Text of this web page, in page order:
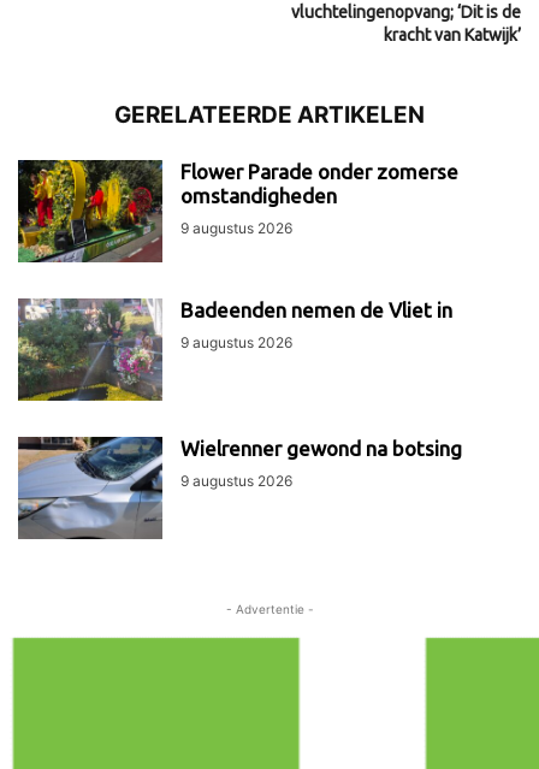
vluchtelingenopvang; ‘Dit is de
kracht van Katwijk’
GERELATEERDE ARTIKELEN
Flower Parade onder zomerse
omstandigheden
9 augustus 2026
Badeenden nemen de Vliet in
9 augustus 2026
Wielrenner gewond na botsing
9 augustus 2026
- Advertentie -